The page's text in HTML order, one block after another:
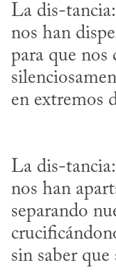
La dis-
nos han
para que nos
La dis-
nos han
separando